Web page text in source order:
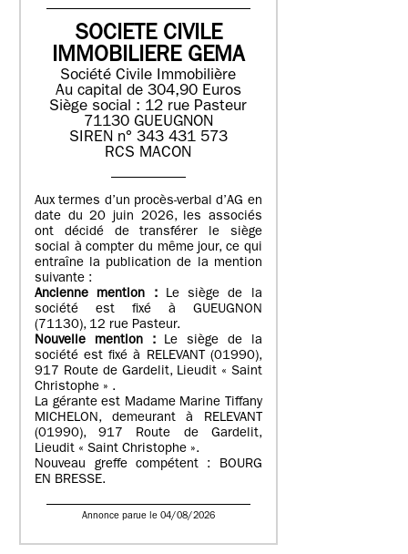
SOCIETE CIVILE
IMMOBILIERE GEMA
Société Civile Immobilière
Au capital de 304,90 Euros
Siège social : 12 rue Pasteur
71130 GUEUGNON
SIREN n° 343 431 573
RCS MACON
Aux termes d’un procès-verbal d’AG en
date du 20 juin 2026, les associés
ont décidé de transférer le siège
social à compter du même jour, ce qui
entraîne la publication de la mention
suivante :
Ancienne mention : Le siège de la
société est fixé à GUEUGNON
(71130), 12 rue Pasteur.
Nouvelle mention : Le siège de la
société est fixé à RELEVANT (01990),
917 Route de Gardelit, Lieudit « Saint
Christophe » .
La gérante est Madame Marine Tiffany
MICHELON, demeurant à RELEVANT
(01990), 917 Route de Gardelit,
Lieudit « Saint Christophe ».
Nouveau greffe compétent : BOURG
EN BRESSE.
Annonce parue le 04/08/2026